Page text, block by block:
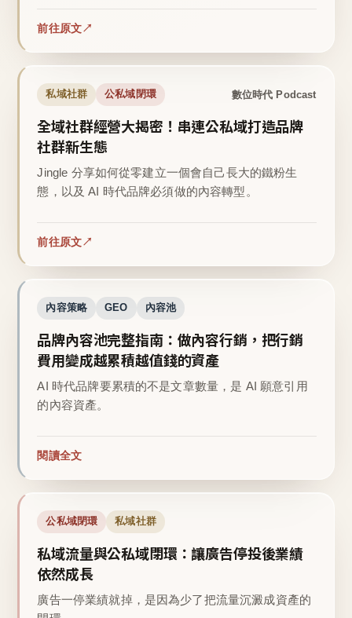
前往原文
私域社群 公私域閉環 數位時代 Podcast
全域社群經營大揭密！串連公私域打造品牌
社群新生態
Jingle 分享如何從零建立一個會自己長大的鐵粉生
態，以及 AI 時代品牌必須做的內容轉型。
前往原文
內容策略 GEO 內容池
品牌內容池完整指南：做內容行銷，把行銷
費用變成越累積越值錢的資產
AI 時代品牌要累積的不是文章數量，是 AI 願意引用
的內容資產。
閱讀全文
公私域閉環 私域社群
私域流量與公私域閉環：讓廣告停投後業績
依然成長
廣告一停業績就掉，是因為少了把流量沉澱成資產的